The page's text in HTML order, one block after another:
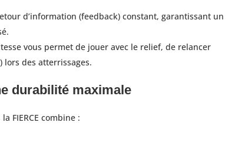
d’information (feedback) constant, garantissant un
vous permet de jouer avec le relief, de relancer
lors des atterrissages.
durabilité maximale
FIERCE combine :